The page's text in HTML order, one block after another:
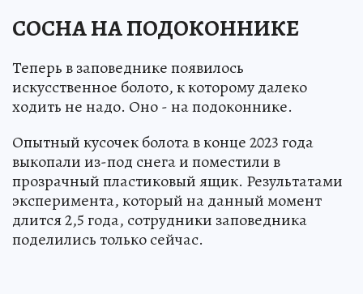
СОСНА НА ПОДОКОННИКЕ
Теперь в заповеднике появилось
искусственное болото, к которому далеко
ходить не надо. Оно - на подоконнике.
Опытный кусочек болота в конце 2023 года
выкопали из-под снега и поместили в
прозрачный пластиковый ящик. Результатами
эксперимента, который на данный момент
длится 2,5 года, сотрудники заповедника
поделились только сейчас.